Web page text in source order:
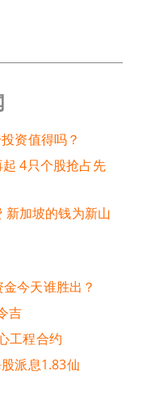
资值得吗？
4只个股抢占先
新加坡的钱为新山
今天谁胜出？
吉
工程合约
派息1.83仙